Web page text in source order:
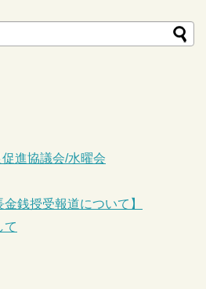
進協議会/水曜会
金銭授受報道について】
て